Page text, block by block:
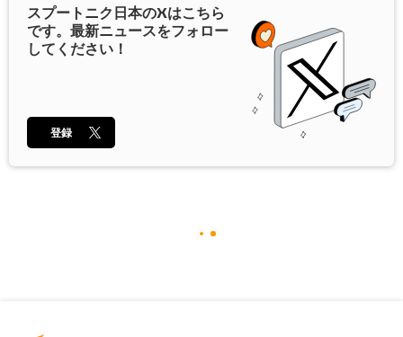
スプートニク日本のXはこちら
です。最新ニュースをフォロー
してください！
登録